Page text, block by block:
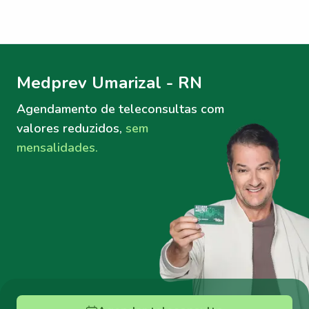
Medprev Umarizal - RN
Agendamento de teleconsultas com
valores reduzidos, sem
mensalidades.